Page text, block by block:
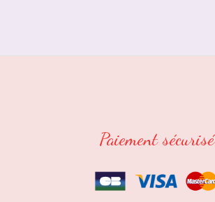
Paiement sécurisé